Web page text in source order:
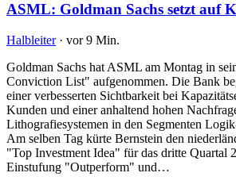
ASML: Goldman Sachs setzt auf
Halbleiter · vor 9 Min.
Goldman Sachs hat ASML am Montag in
Conviction List" aufgenommen. Die Bank
einer verbesserten Sichtbarkeit bei
Kunden und einer anhaltend hohen
Lithografiesystemen in den Segmenten
Am selben Tag kürte Bernstein den
"Top Investment Idea" für das dritte Quartal
Einstufung "Outperform" und…